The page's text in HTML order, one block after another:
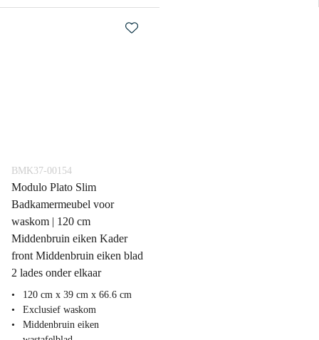
BMK37-00154
Modulo Plato Slim
Badkamermeubel voor
waskom | 120 cm
Middenbruin eiken Kader
front Middenbruin eiken blad
2 lades onder elkaar
120 cm x 39 cm x 66.6 cm
Exclusief waskom
Middenbruin eiken